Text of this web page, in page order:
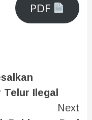
PDF
Telur Ilegal
Next